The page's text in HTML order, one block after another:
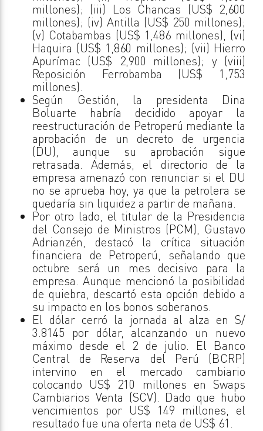
millones); (iii) Los Chancas (US$ 2,600
millones); (iv) Antilla (US$ 250 millones);
(v) Cotabambas (US$ 1,486 millones), (vi)
Haquira (US$ 1,860 millones); (vii) Hierro
Apurímac (US$ 2,900 millones); y (viii)
Reposición Ferrobamba (US$ 1,753
millones).
Según Gestión, la presidenta Dina
Boluarte habría decidido apoyar la
reestructuración de Petroperú mediante la
aprobación de un decreto de urgencia
(DU), aunque su aprobación sigue
retrasada. Además, el directorio de la
empresa amenazó con renunciar si el DU
no se aprueba hoy, ya que la petrolera se
quedaría sin liquidez a partir de mañana.
Por otro lado, el titular de la Presidencia
del Consejo de Ministros (PCM), Gustavo
Adrianzén, destacó la crítica situación
financiera de Petroperú, señalando que
octubre será un mes decisivo para la
empresa. Aunque mencionó la posibilidad
de quiebra, descartó esta opción debido a
su impacto en los bonos soberanos.
El dólar cerró la jornada al alza en S/
3.8145 por dólar, alcanzando un nuevo
máximo desde el 2 de julio. El Banco
Central de Reserva del Perú (BCRP)
intervino en el mercado cambiario
colocando US$ 210 millones en Swaps
Cambiarios Venta (SCV). Dado que hubo
vencimientos por US$ 149 millones, el
resultado fue una oferta neta de US$ 61.